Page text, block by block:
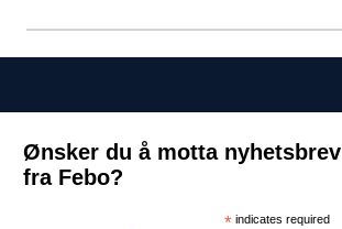
Ønsker du å motta nyhetsbrev
fra Febo?
* indicates required